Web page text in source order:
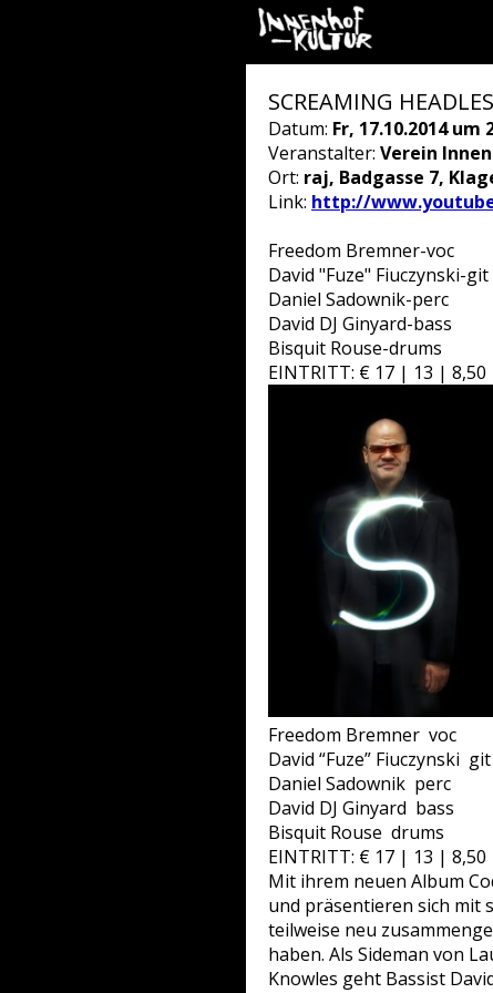
SCREAMING
Datum: Fr, 17.10.2014 um
Veranstalter: Verein
Ort: raj, Badgasse 7,
Link: http://
Freedom Bremner-voc
David "Fuze" Fiuczynski-git
Daniel Sadownik-perc
David DJ Ginyard-bass
Bisquit Rouse-drums
EINTRITT: € 17 | 13 | 8,50
Freedom Bremner ­ voc
David “Fuze” Fiuczynski ­ git
Daniel Sadownik ­ perc
David DJ Ginyard ­ bass
Bisquit Rouse ­ drums
EINTRITT: € 17 | 13 | 8,50
Mit ihrem neuen Album
und präsentieren sich mit
teilweise neu
haben. Als Sideman von
Knowles geht Bassist